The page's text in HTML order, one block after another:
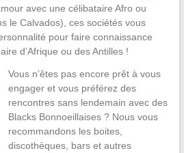
avec une célibataire Afro ou
le Calvados), ces sociétés vous
pour faire connaissance
d’Afrique ou des Antilles !
Vous n’êtes pas encore prêt à vous
engager et vous préférez des
rencontres sans lendemain avec des
Blacks Bonnoeillaises ? Nous vous
recommandons les boites,
discothèques, bars et autres